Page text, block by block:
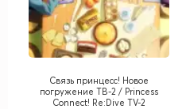
Связь принцесс! Новое
погружение ТВ-2 / Princess
Connect! Re:Dive TV-2